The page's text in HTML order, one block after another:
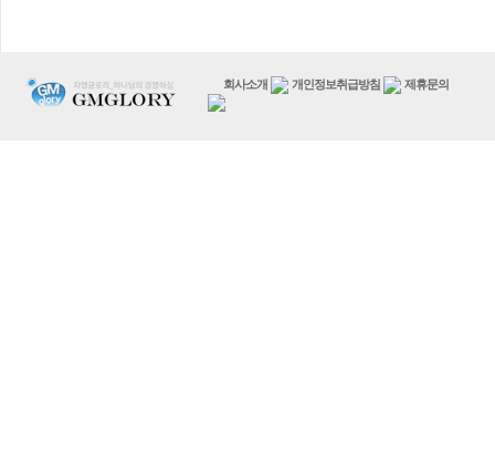
회사소개 개인정보취급방침 제휴문의